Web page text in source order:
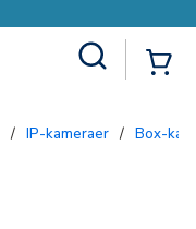
/ IP-kameraer / Box-